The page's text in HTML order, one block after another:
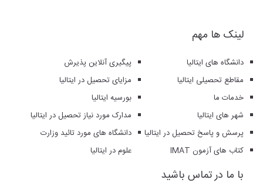
لینک ها مهم
پیگیری آنلاین پذیرش
مزایای تحصیل در ایتالیا
بورسیه ایتالیا
مدارک مورد نیاز تحصیل در ایتالیا
دانشگاه های مورد تائید وزارت
علوم در ایتالیا
دانشگاه های ایتالیا
مقاطع تحصیلی ایتالیا
خدمات ما
شهر های ایتالیا
پرسش و پاسخ تحصیل در ایتالیا
کتاب های آزمون IMAT
با ما در تماس باشید